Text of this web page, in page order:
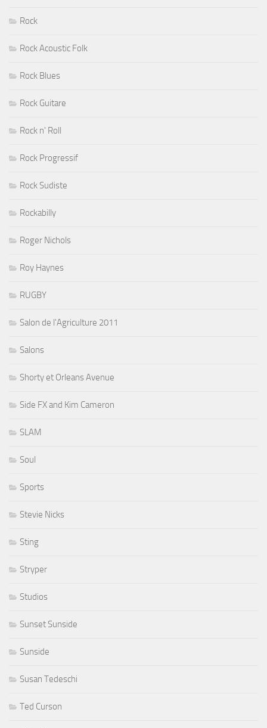
Rock
Rock Acoustic Folk
Rock Blues
Rock Guitare
Rock n' Roll
Rock Progressif
Rock Sudiste
Rockabilly
Roger Nichols
Roy Haynes
RUGBY
Salon de l'Agriculture 2011
Salons
Shorty et Orleans Avenue
Side FX and Kim Cameron
SLAM
Soul
Sports
Stevie Nicks
Sting
Stryper
Studios
Sunset Sunside
Sunside
Susan Tedeschi
Ted Curson